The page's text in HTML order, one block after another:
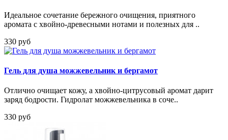
Идеальное сочетание бережного очищения, приятного
аромата с хвойно-древесными нотами и полезных для ..
330 руб
Гель для душа можжевельник и бергамот
Отлично очищает кожу, а хвойно-цитрусовый аромат дарит
заряд бодрости. Гидролат можжевельника в соче..
330 руб